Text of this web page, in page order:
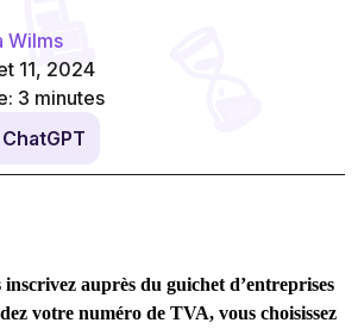
Wilms
11, 2024
3 minutes
auprès du guichet d’entreprises
votre numéro de TVA, vous choisissez